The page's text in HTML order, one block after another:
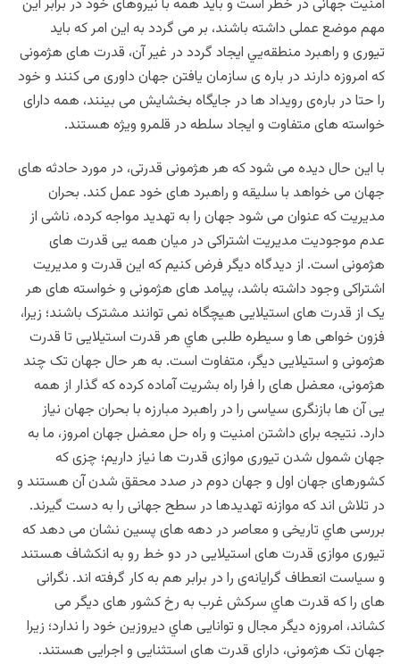
امنیت جهانی در خطر است و باید همه با نیروهای خود در برابر این
مهم موضع عملی داشته باشند، بر می گردد به این امر که باید
تیوری و راهبرد منطقه‌يي ایجاد گردد در غير آن، قدرت های هژمونی
که امروزه دارند در باره ی سازمان یافتن جهان داوری می کنند و خود
را حتا در باره‌ی رویداد ها در جایگاه بخشایش می بینند، همه دارای
خواسته های متفاوت و ایجاد سلطه در قلمرو ویژه هستند.
با این حال دیده می شود که هر هژمونی قدرتی، در مورد حادثه های
جهان می خواهد با سلیقه و راهبرد های خود عمل کند. بحران
مدیریت که عنوان می شود جهان را به تهديد مواجه كرده، ناشی از
عدم موجودیت مدیریت اشتراکی در میان همه یی قدرت های
هژمونی است. از دیدگاه دیگر فرض کنیم که این قدرت و مدیریت
اشتراکی وجود داشته باشد، پیامد های هژمونی و خواسته های هر
یک از قدرت های استیلایی هیچگاه نمی توانند مشترک باشند؛ زیرا،
فزون خواهی ها و سیطره طلبی هاي هر قدرت استیلایی تا قدرت
هژمونی و استیلایی دیگر، متفاوت است. به هر حال جهان تک چند
هژمونی، معضل های را فرا راه بشریت آماده کرده که گذار از همه
یی آن ها بازنگری سیاسی را در راهبرد مبارزه با بحران جهان نیاز
دارد. نتیجه برای داشتن امنیت و راه حل معضل جهان امروز، ما به
جهان شمول شدن تیوری موازی قدرت ها نیاز داریم؛ چزی که
کشورهای جهان اول و جهان دوم در صدد محقق شدن آن هستند و
در تلاش اند كه موازنه تهدیدها در سطح جهانی را به دست گیرند.
بررسی هاي تاریخی و معاصر در دهه های پسین نشان می دهد که
تیوری موازی قدرت های استیلایی در دو خط رو به انکشاف هستند
و سیاست انعطاف گرایانه‌ی را در برابر هم به کار گرفته اند. نگرانی
های را که قدرت هاي سرکش غرب به رخ کشور های دیگر می
کشاند، امروزه دیگر مجال و توانایی هاي دیروزین خود را ندارد؛ زیرا
جهان تک هژمونی، دارای قدرت های استثنایی و اجرایی هستند.